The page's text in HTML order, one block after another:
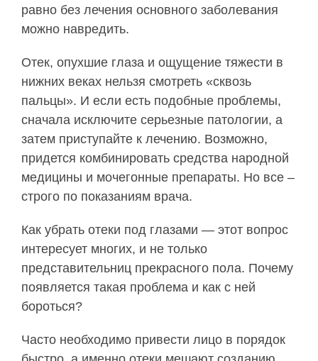
равно без лечения основного заболевания
можно навредить.
Отек, опухшие глаза и ощущение тяжести в
нижних веках нельзя смотреть «сквозь
пальцы». И если есть подобные проблемы,
сначала исключите серьезные патологии, а
затем приступайте к лечению. Возможно,
придется комбинировать средства народной
медицины и мочегонные препараты. Но все –
строго по показаниям врача.
Как убрать отеки под глазами — этот вопрос
интересует многих, и не только
представительниц прекрасного пола. Почему
появляется такая проблема и как с ней
бороться?
Часто необходимо привести лицо в порядок